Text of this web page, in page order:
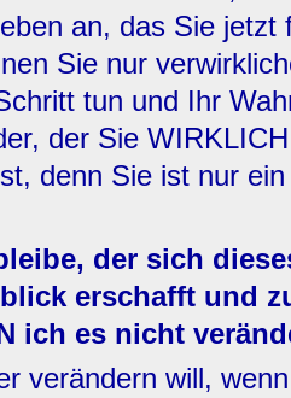
an, das Sie
Sie nur
tun und Ihr
der Sie
denn Sie ist nur
der sich
erschafft und
ich es nicht
verändern will,